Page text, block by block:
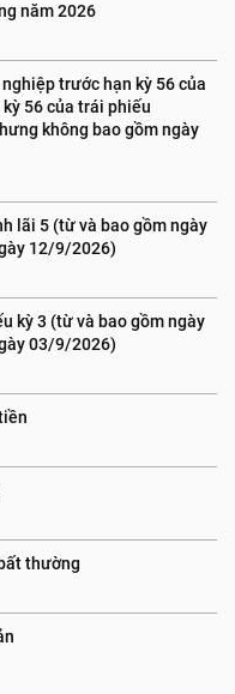
năm 2026
trước hạn kỳ 56 của
56 của trái phiếu
không bao gồm ngày
lãi 5 (từ và bao gồm ngày
12/9/2026)
kỳ 3 (từ và bao gồm ngày
03/9/2026)
thường